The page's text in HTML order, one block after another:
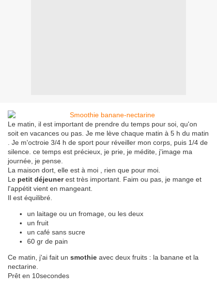
Le matin, il est important de prendre du temps pour soi, qu'on
soit en vacances ou pas. Je me lève chaque matin à 5 h du matin
. Je m'octroie 3/4 h de sport pour réveiller mon corps, puis 1/4 de
silence. ce temps est précieux, je prie, je médite, j'image ma
journée, je pense.
La maison dort, elle est à moi , rien que pour moi.
Le petit déjeunerest très important. Faim ou pas, je mange et
l'appétit vient en mangeant.
Il est équilibré.
un laitage ou un fromage, ou les deux
un fruit
un café sans sucre
60 gr de pain
Ce matin, j'ai fait un smothie avec deux fruits : la banane et la
nectarine.
Prêt en 10secondes